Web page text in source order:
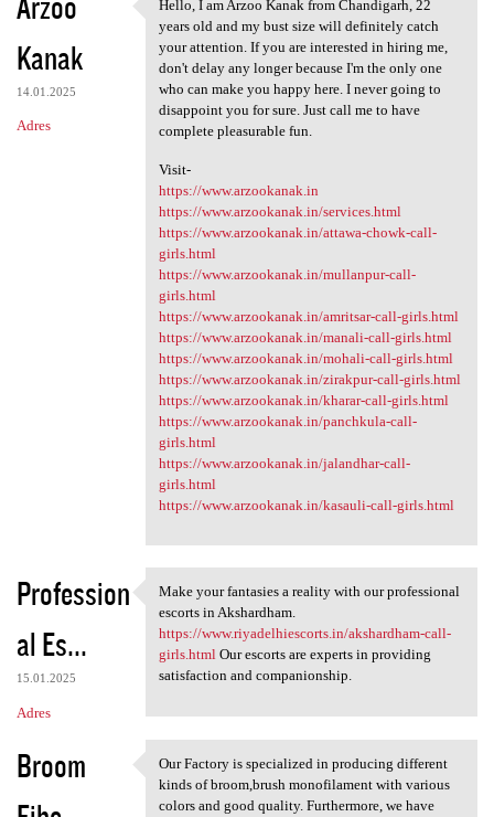
Kanak
14.01.2025
Adres
Hello, I am Arzoo Kanak from
Hello, I am Arzoo Kanak from Chandigarh, 22
years old and my bust size will definitely catch
your attention. If you are interested in hiring me,
don't delay any longer because I'm the only one
who can make you happy here. I never going to
disappoint you for sure. Just call me to have
complete pleasurable fun.
Visit-
https://www.arzookanak.in
https://www.arzookanak.in/services.html
https://www.arzookanak.in/attawa-chowk-call-
girls.html
https://www.arzookanak.in/mullanpur-call-
girls.html
https://www.arzookanak.in/amritsar-call-girls.html
https://www.arzookanak.in/manali-call-girls.html
https://www.arzookanak.in/mohali-call-girls.html
https://www.arzookanak.in/zirakpur-call-girls.html
https://www.arzookanak.in/kharar-call-girls.html
https://www.arzookanak.in/panchkula-call-
girls.html
https://www.arzookanak.in/jalandhar-call-
girls.html
https://www.arzookanak.in/kasauli-call-girls.html
Profession
al Es...
15.01.2025
Adres
Make your fantasies a reality
Make your fantasies a reality with our professional
escorts in Akshardham.
https://www.riyadelhiescorts.in/akshardham-call-
girls.htmlOur escorts are experts in providing
satisfaction and companionship.
Broom
Our Factory is specialized in
Our Factory is specialized in producing different
kinds of broom,brush monofilament with various
colors and good quality. Furthermore, we have